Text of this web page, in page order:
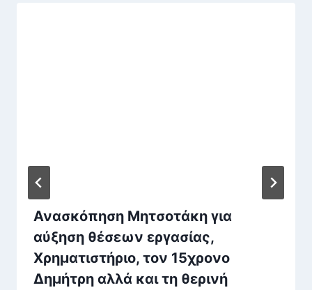
Ανασκόπηση Μητσοτάκη για
αύξηση θέσεων εργασίας,
Χρηματιστήριο, τον 15χρονο
Δημήτρη αλλά και τη θερινή